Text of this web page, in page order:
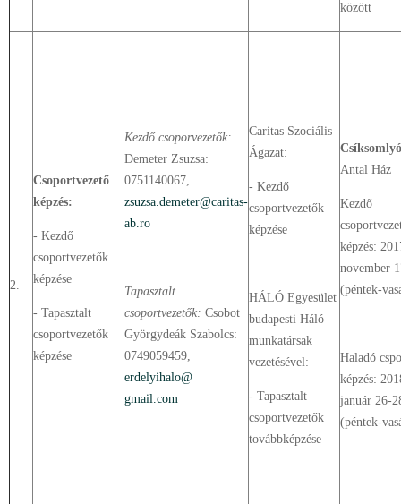
között
2.
Csoportvezető
képzés:
- Kezdő
csoportvezetők
képzése
- Tapasztalt
csoportvezetők
képzése
Kezdő csoporvezetők:
Demeter Zsuzsa:
0751140067,
zsuzsa.demeter@caritas-
ab.ro
Tapasztalt
csoportvezetők: Csobot
Györgydeák Szabolcs:
0749059459,
erdelyihalo@
gmail.com
Caritas Szociális
Ágazat:
- Kezdő
csoportvezetők
képzése
HÁLÓ Egyesület
budapesti Háló
munkatársak
vezetésével:
- Tapasztalt
csoportvezetők
továbbképzése
Csíksomlyó
Antal Ház
Kezdő
képzés:
november
(péntek-
Haladó
képzés:
január 26-
(péntek-